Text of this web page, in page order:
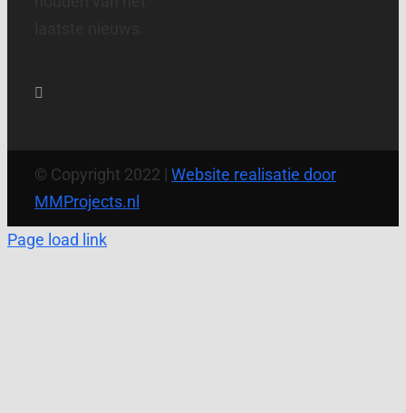
© Copyright 2022 | Website realisatie door
MMProjects.nl
Page load link